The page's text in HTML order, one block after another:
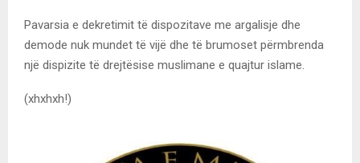
Pavarsia e dekretimit të dispozitave me argalisje dhe
demode nuk mundet të vijë dhe të brumoset përmbrenda
një dispizite të drejtësise muslimane e quajtur islame.
(xhxhxh!)